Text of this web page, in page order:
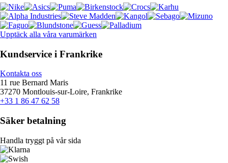
Upptäck alla våra varumärken
Kundservice i Frankrike
Kontakta oss
11 rue Bernard Maris
37270 Montlouis-sur-Loire, Frankrike
+33 1 86 47 62 58
Säker betalning
Handla tryggt på vår sida